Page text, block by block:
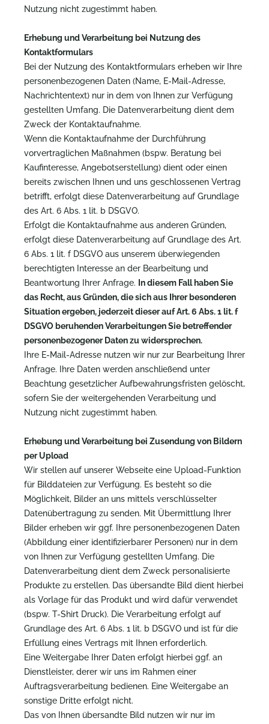
Nutzung nicht zugestimmt haben.
Erhebung und Verarbeitung bei Nutzung des
Kontaktformulars
Bei der Nutzung des Kontaktformulars erheben wir Ihre
personenbezogenen Daten (Name, E-Mail-Adresse,
Nachrichtentext) nur in dem von Ihnen zur Verfügung
gestellten Umfang. Die Datenverarbeitung dient dem
Zweck der Kontaktaufnahme.
Wenn die Kontaktaufnahme der Durchführung
vorvertraglichen Maßnahmen (bspw. Beratung bei
Kaufinteresse, Angebotserstellung) dient oder einen
bereits zwischen Ihnen und uns geschlossenen Vertrag
betrifft, erfolgt diese Datenverarbeitung auf Grundlage
des Art. 6 Abs. 1 lit. b DSGVO.
Erfolgt die Kontaktaufnahme aus anderen Gründen,
erfolgt diese Datenverarbeitung auf Grundlage des Art.
6 Abs. 1 lit. f DSGVO aus unserem überwiegenden
berechtigten Interesse an der Bearbeitung und
Beantwortung Ihrer Anfrage. In diesem Fall haben Sie
das Recht, aus Gründen, die sich aus Ihrer besonderen
Situation ergeben, jederzeit dieser auf Art. 6 Abs. 1 lit. f
DSGVO beruhenden Verarbeitungen Sie betreffender
personenbezogener Daten zu widersprechen.
Ihre E-Mail-Adresse nutzen wir nur zur Bearbeitung Ihrer
Anfrage. Ihre Daten werden anschließend unter
Beachtung gesetzlicher Aufbewahrungsfristen gelöscht,
sofern Sie der weitergehenden Verarbeitung und
Nutzung nicht zugestimmt haben.
Erhebung und Verarbeitung bei Zusendung von Bildern
per Upload
Wir stellen auf unserer Webseite eine Upload-Funktion
für Bilddateien zur Verfügung. Es besteht so die
Möglichkeit, Bilder an uns mittels verschlüsselter
Datenübertragung zu senden. Mit Übermittlung Ihrer
Bilder erheben wir ggf. Ihre personenbezogenen Daten
(Abbildung einer identifizierbarer Personen) nur in dem
von Ihnen zur Verfügung gestellten Umfang. Die
Datenverarbeitung dient dem Zweck personalisierte
Produkte zu erstellen. Das übersandte Bild dient hierbei
als Vorlage für das Produkt und wird dafür verwendet
(bspw. T-Shirt Druck). Die Verarbeitung erfolgt auf
Grundlage des Art. 6 Abs. 1 lit. b DSGVO und ist für die
Erfüllung eines Vertrags mit Ihnen erforderlich.
Eine Weitergabe Ihrer Daten erfolgt hierbei ggf. an
Dienstleister, derer wir uns im Rahmen einer
Auftragsverarbeitung bedienen. Eine Weitergabe an
sonstige Dritte erfolgt nicht.
Das von Ihnen übersandte Bild nutzen wir nur im